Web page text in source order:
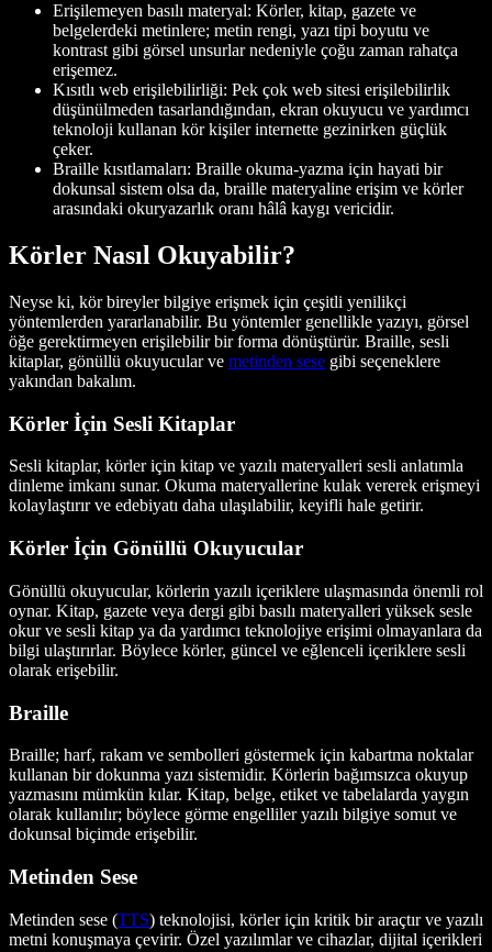
Erişilemeyen basılı materyal: Körler, kitap, gazete ve
belgelerdeki metinlere; metin rengi, yazı tipi boyutu ve
kontrast gibi görsel unsurlar nedeniyle çoğu zaman rahatça
erişemez.
Kısıtlı web erişilebilirliği: Pek çok web sitesi erişilebilirlik
düşünülmeden tasarlandığından, ekran okuyucu ve yardımcı
teknoloji kullanan kör kişiler internette gezinirken güçlük
çeker.
Braille kısıtlamaları: Braille okuma-yazma için hayati bir
dokunsal sistem olsa da, braille materyaline erişim ve körler
arasındaki okuryazarlık oranı hâlâ kaygı vericidir.
Körler Nasıl Okuyabilir?
Neyse ki, kör bireyler bilgiye erişmek için çeşitli yenilikçi
yöntemlerden yararlanabilir. Bu yöntemler genellikle yazıyı, görsel
öğe gerektirmeyen erişilebilir bir forma dönüştürür. Braille, sesli
kitaplar, gönüllü okuyucular ve metinden sese gibi seçeneklere
yakından bakalım.
Körler İçin Sesli Kitaplar
Sesli kitaplar, körler için kitap ve yazılı materyalleri sesli anlatımla
dinleme imkanı sunar. Okuma materyallerine kulak vererek erişmeyi
kolaylaştırır ve edebiyatı daha ulaşılabilir, keyifli hale getirir.
Körler İçin Gönüllü Okuyucular
Gönüllü okuyucular, körlerin yazılı içeriklere ulaşmasında önemli rol
oynar. Kitap, gazete veya dergi gibi basılı materyalleri yüksek sesle
okur ve sesli kitap ya da yardımcı teknolojiye erişimi olmayanlara da
bilgi ulaştırırlar. Böylece körler, güncel ve eğlenceli içeriklere sesli
olarak erişebilir.
Braille
Braille; harf, rakam ve sembolleri göstermek için kabartma noktalar
kullanan bir dokunma yazı sistemidir. Körlerin bağımsızca okuyup
yazmasını mümkün kılar. Kitap, belge, etiket ve tabelalarda yaygın
olarak kullanılır; böylece görme engelliler yazılı bilgiye somut ve
dokunsal biçimde erişebilir.
Metinden Sese
Metinden sese (TTS) teknolojisi, körler için kritik bir araçtır ve yazılı
metni konuşmaya çevirir. Özel yazılımlar ve cihazlar, dijital içerikleri